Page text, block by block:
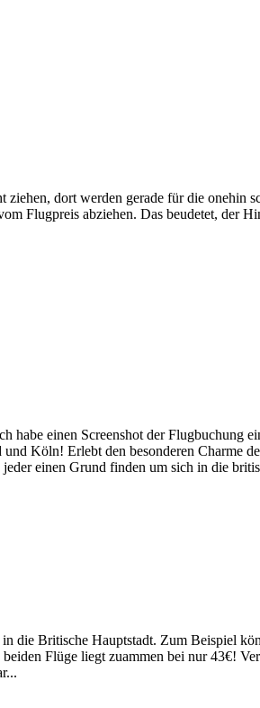
ziehen, dort werden gerade für die onehin
Flugpreis abziehen. Das beudetet, der
habe einen Screenshot der Flugbuchung
Köln! Erlebt den besonderen Charme
einen Grund finden um sich in die
die Britische Hauptstadt. Zum Beispiel
Flüge liegt zuammen bei nur 43€!